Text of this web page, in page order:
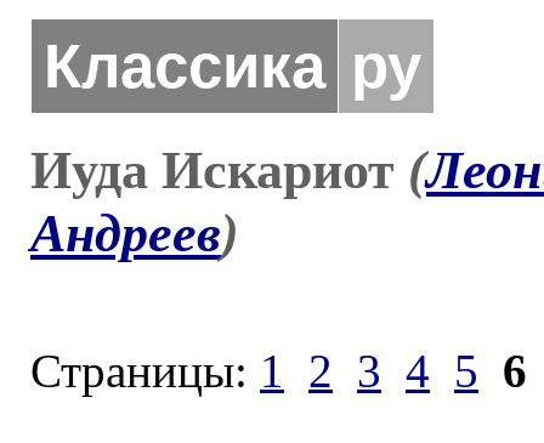
Классика ру
Иуда Искариот (
Андреев)
Страницы: 1 2 3 4 5 6